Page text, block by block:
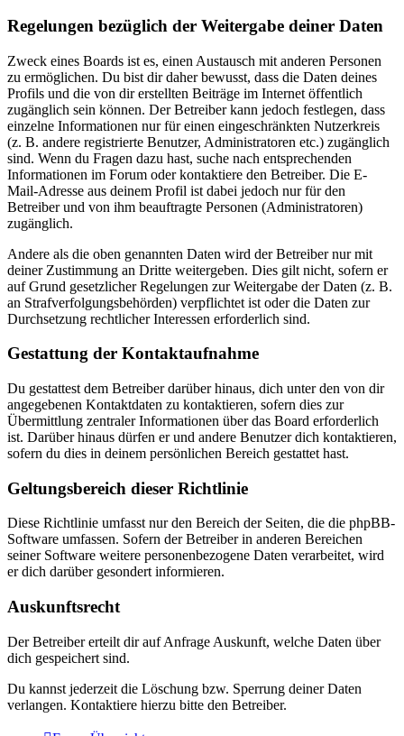
Regelungen bezüglich der Weitergabe deiner Daten
Zweck eines Boards ist es, einen Austausch mit anderen Personen
zu ermöglichen. Du bist dir daher bewusst, dass die Daten deines
Profils und die von dir erstellten Beiträge im Internet öffentlich
zugänglich sein können. Der Betreiber kann jedoch festlegen, dass
einzelne Informationen nur für einen eingeschränkten Nutzerkreis
(z. B. andere registrierte Benutzer, Administratoren etc.) zugänglich
sind. Wenn du Fragen dazu hast, suche nach entsprechenden
Informationen im Forum oder kontaktiere den Betreiber. Die E-
Mail-Adresse aus deinem Profil ist dabei jedoch nur für den
Betreiber und von ihm beauftragte Personen (Administratoren)
zugänglich.
Andere als die oben genannten Daten wird der Betreiber nur mit
deiner Zustimmung an Dritte weitergeben. Dies gilt nicht, sofern er
auf Grund gesetzlicher Regelungen zur Weitergabe der Daten (z. B.
an Strafverfolgungsbehörden) verpflichtet ist oder die Daten zur
Durchsetzung rechtlicher Interessen erforderlich sind.
Gestattung der Kontaktaufnahme
Du gestattest dem Betreiber darüber hinaus, dich unter den von dir
angegebenen Kontaktdaten zu kontaktieren, sofern dies zur
Übermittlung zentraler Informationen über das Board erforderlich
ist. Darüber hinaus dürfen er und andere Benutzer dich kontaktieren,
sofern du dies in deinem persönlichen Bereich gestattet hast.
Geltungsbereich dieser Richtlinie
Diese Richtlinie umfasst nur den Bereich der Seiten, die die phpBB-
Software umfassen. Sofern der Betreiber in anderen Bereichen
seiner Software weitere personenbezogene Daten verarbeitet, wird
er dich darüber gesondert informieren.
Auskunftsrecht
Der Betreiber erteilt dir auf Anfrage Auskunft, welche Daten über
dich gespeichert sind.
Du kannst jederzeit die Löschung bzw. Sperrung deiner Daten
verlangen. Kontaktiere hierzu bitte den Betreiber.